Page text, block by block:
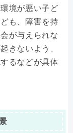
境が悪い子ど
も、障害を持
が与えられな
きないよう、
るなどが具体